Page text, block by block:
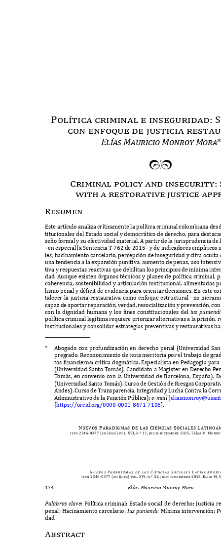
Política criminal e inseguridad:
con enfoque de justicia
Elías Mauricio Monroy Mora
mn
Criminal policy and
with a restorative justice
Resumen
Este artículo analiza críticamente la política criminal colombiana
titucionales del Estado social y democrático de derecho, para
seño formal y su efectividad material. A partir de la jurisprudencia de
–en especial laSentenciaT-762 de 2015– y de indicadores empíricos
les, hacinamiento carcelario,percepción de inseguridad y cifra oculta
una tendencia a la expansión punitiva: aumento de penas,uso
tiva y respuestas reactivas que debilitan los principios de mínima
dad. Aunque existen órganos técnicos y planes de política criminal,
coherencia, sostenibilidad y articulación institucional, alimentados
lismo penal y déficit de evidencia para orientar decisiones. En este
talecer la justicia restaurativa como enfoque estructural –no
capaz de aportar reparación, verdad,resocialización y prevención,
con la dignidad humana y los fines constitucionales del ius puniendi
política criminal legítima requiere priorizar alternativas a la prisión,
institucionales y consolidar estrategias preventivas y restaurativas
* Abogado con profundización en derecho penal (UniversidadS
pregrado. Reconocimiento de tesis meritoria por el trabajo de
tos financieros:crítica dogmática. Especialista en Pedagogía
(Universidad SantoTomás). Candidato a Magíster en Derecho P
Tomás, en convenio con la Universidad deBarcelona, España). D
(Universidad Santo Tomás). Curso deGestión deRiesgosC
Andes). Curso deTransparencia, Integridad yLuchaContra laC
Administrativo de la FunciónPública);e-mail[eliasmonroy@
[https://orcid.org/0000-0001-8671-7106].
Nuevos Paradigmas de las Ciencias Sociales
issn 2346-0377 (en línea) vol. XVI, n.º 32, julio-diciembre 2025, Elías M.
N u e v o s Pa r a d i g m a s d e l a s C i e n c i a s S o c i a l e s L at i n o a m e r i
issn 2346-0377(en línea) vol. XVI, n.º 32, julio-diciembre 2025, Elías M.
174 Elías Mauricio Monroy Mora
Palabras clave: Política criminal; Estado social de derecho; Justicia
penal; Hacinamiento carcelario; Ius puniendi; Mínima intervención; P
dad.
Abstract